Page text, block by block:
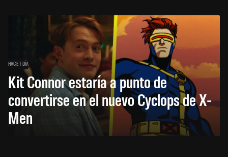
HACE 1 DÍA
Kit Connor estaría a punto de
convertirse en el nuevo Cyclops de X-
Men